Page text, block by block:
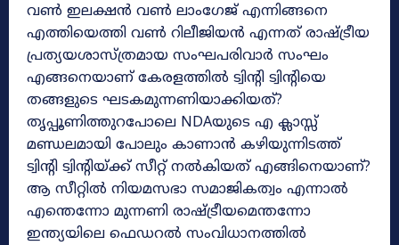
വൺ ഇലക്ഷൻ വൺ ലാംഗേജ് എന്നിങ്ങനെ
എത്തിയെത്തി വൺ റിലീജിയൻ എന്നത് രാഷ്‌ട്രീയ
പ്രത്യയശാസ്‌ത്രമായ സംഘപരിവാർ സംഘം
എങ്ങനെയാണ് കേരളത്തിൽ ട്വിന്റി ട്വിന്റിയെ
തങ്ങളുടെ ഘടകമുന്നണിയാക്കിയത്?
തൃപ്പൂണിത്തുറപോലെ NDAയുടെ എ ക്ലാസ്സ്
മണ്ഡലമായി പോലും കാണാൻ കഴിയുന്നിടത്ത്
ട്വിന്റി ട്വിന്റിയ്ക്ക് സീറ്റ് നൽകിയത് എങ്ങിനെയാണ്?
ആ സീറ്റിൽ നിയമസഭാ സമാജികത്വം എന്നാൽ
എന്തെന്നോ മുന്നണി രാഷ്‌ട്രീയമെന്തന്നോ
ഇന്ത്യയിലെ ഫെഡറൽ സംവിധാനത്തിൽ